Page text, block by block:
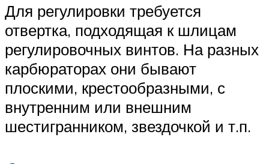
Для регулировки требуется
отвертка, подходящая к шлицам
регулировочных винтов. На разных
карбюраторах они бывают
плоскими, крестообразными, с
внутренним или внешним
шестигранником, звездочкой и т.п.